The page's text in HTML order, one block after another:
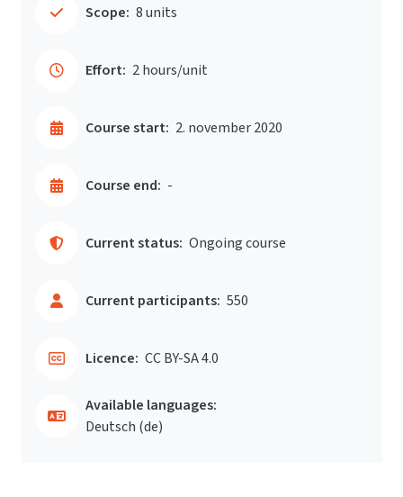
Scope: 8 units
Effort: 2 hours/unit
Course start: 2. november 2020
Course end: -
Current status: Ongoing course
Current participants: 550
Licence: CC BY-SA 4.0
Available languages:
Deutsch ‎(de)‎